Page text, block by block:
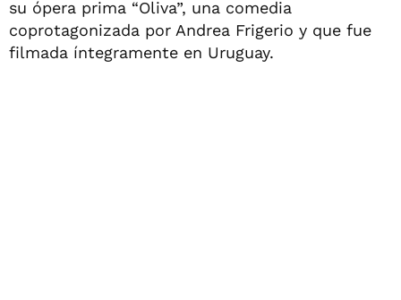
su ópera prima “Oliva”, una comedia
coprotagonizada por Andrea Frigerio y que fue
filmada íntegramente en Uruguay.